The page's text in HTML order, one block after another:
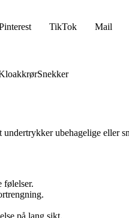
TikTok Mail
Snekker
ubehagelige eller
følelser.
på lang sikt.